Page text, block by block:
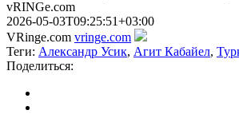
vRINGe.com
2026-05-03T09:25:51+03:00
VRinge.com vringe.com
Теги: Александр Усик, Агит Кабайел,
Поделиться: